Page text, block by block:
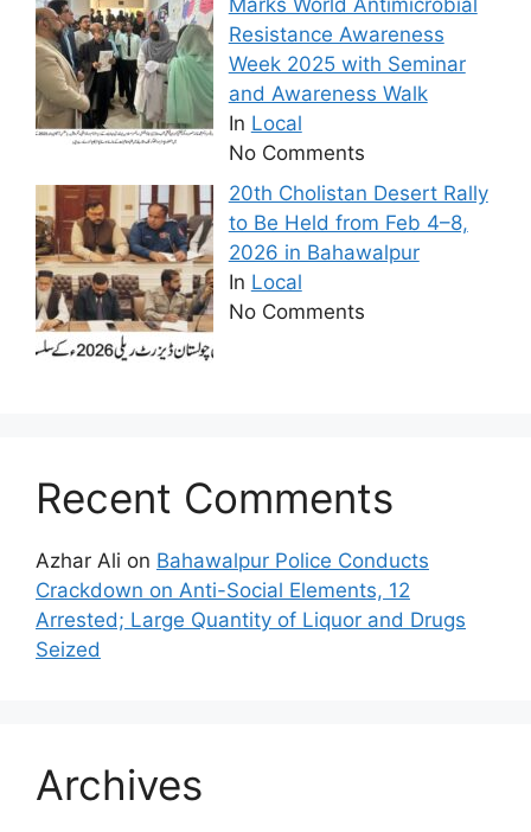
Marks World Antimicrobial
Resistance Awareness
Week 2025 with Seminar
and Awareness Walk
In Local
No Comments
20th Cholistan Desert Rally
to Be Held from Feb 4–8,
2026 in Bahawalpur
In Local
No Comments
Recent Comments
Azhar Ali on Bahawalpur Police Conducts
Crackdown on Anti-Social Elements, 12
Arrested; Large Quantity of Liquor and Drugs
Seized
Archives